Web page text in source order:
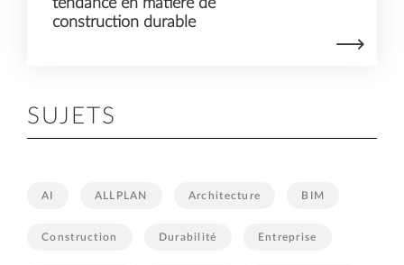
construction durable
SUJETS
AI ALLPLAN Architecture BIM
Construction Durabilité Entreprise